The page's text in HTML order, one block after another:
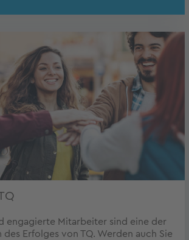
engagierte Mitarbeiter sind eine der
des Erfolges von TQ. Werden auch Sie